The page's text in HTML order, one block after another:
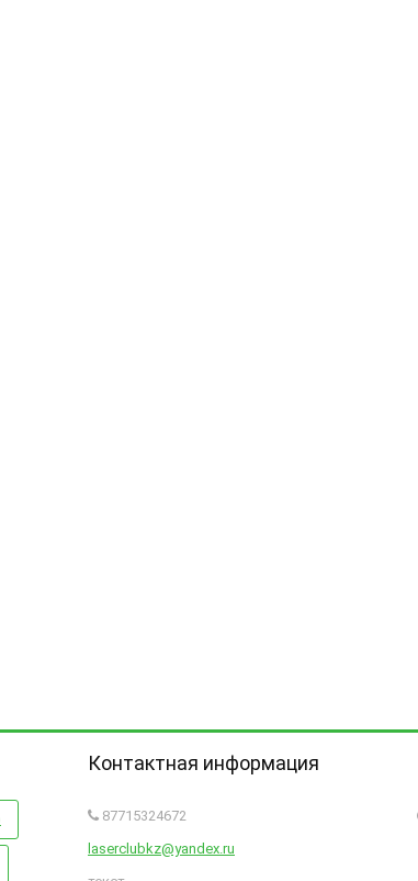
Контактная информация
87715324672
laserclubkz@yandex.ru